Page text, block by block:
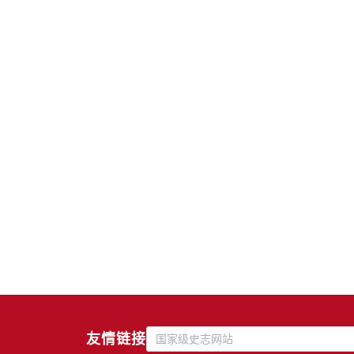
友情链接 国家级史志网站